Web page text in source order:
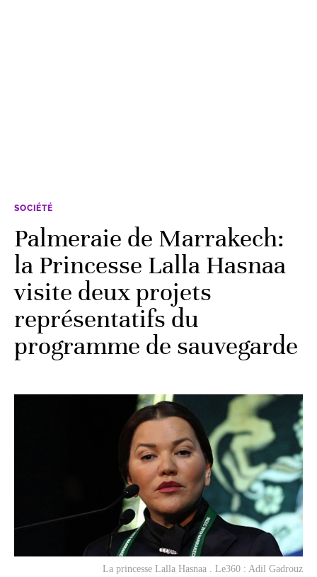
SOCIÉTÉ
Palmeraie de Marrakech:
la Princesse Lalla Hasnaa
visite deux projets
représentatifs du
programme de sauvegarde
La princesse Lalla Hasnaa . Le360 : Adil Gadrouz